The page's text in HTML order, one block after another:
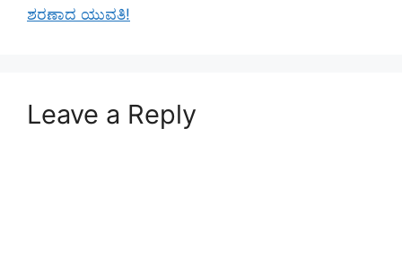
ಶರಣಾದ ಯುವತಿ!
Leave a Reply